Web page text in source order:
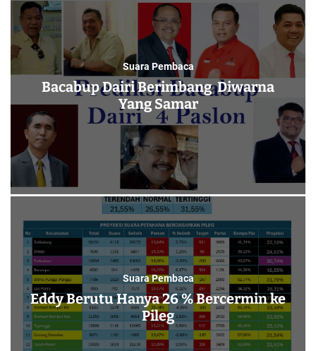
o
l
o
m
o
d
Suara Pembaca
Bacabup Dairi Berimbang Diwarna
Yang Samar
Suara Pembaca
Eddy Berutu Hanya 26 % Bercermin ke
Pileg